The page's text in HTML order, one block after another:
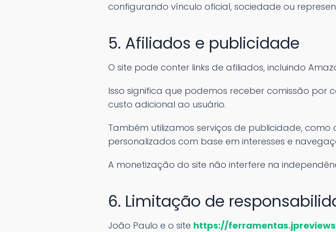
configurando vínculo oficial, sociedade ou
5. Afiliados e publicidade
O site pode conter links de afiliados, incluindo
Isso significa que podemos receber comissão por
custo adicional ao usuário.
Também utilizamos serviços de publicidade, como
personalizados com base em interesses e
A monetização do site não interfere na
6. Limitação de
João Paulo e o site https://